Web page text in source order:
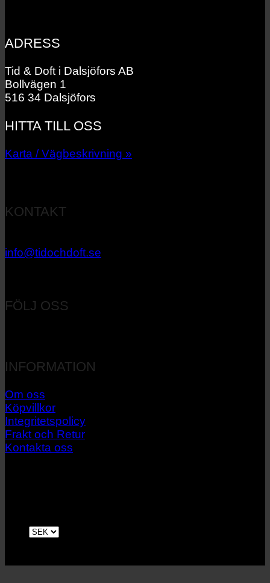
ADRESS
Tid & Doft i Dalsjöfors AB
Bollvägen 1
516 34 Dalsjöfors
HITTA TILL OSS
Karta / Vägbeskrivning »
KONTAKT
info@tidochdoft.se
FÖLJ OSS
INFORMATION
Om oss
Köpvillkor
Integritetspolicy
Frakt och Retur
Kontakta oss